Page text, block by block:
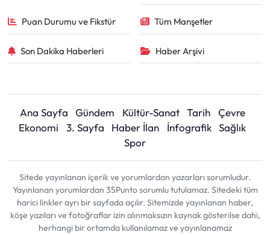
Puan Durumu ve Fikstür Tüm Manşetler
Son Dakika Haberleri Haber Arşivi
Ana Sayfa Gündem Kültür-Sanat Tarih
Çevre
Ekonomi
3. Sayfa Haber İlan İnfografik Sağlık
Spor
Sitede yayınlanan içerik ve yorumlardan yazarları sorumludur.
Yayınlanan yorumlardan 35Punto sorumlu tutulamaz. Sitedeki tüm
harici linkler ayrı bir sayfada açılır. Sitemizde yayınlanan haber,
köşe yazıları ve fotoğraflar izin alınmaksızın kaynak gösterilse dahi,
herhangi bir ortamda kullanılamaz ve yayınlanamaz